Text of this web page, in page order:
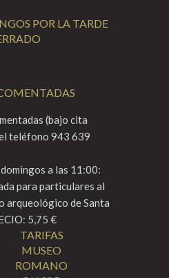
POR LA TARDE
(bajo cita
teléfono 943 639
a las 11:00:
para particulares al
arqueológico de Santa
5,75 €
TARIFAS
MUSEO
ROMANO